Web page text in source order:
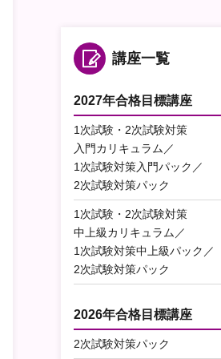
講座一覧
2027年合格目標講座
1次試験・2次試験対策
入門カリキュラム／
1次試験対策入門パック／
2次試験対策パック
1次試験・2次試験対策
中上級カリキュラム／
1次試験対策中上級パック／
2次試験対策パック
2026年合格目標講座
2次試験対策パック